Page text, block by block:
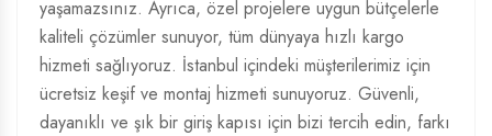
yaşamazsınız. Ayrıca, özel projelere uygun bütçelerle
kaliteli çözümler sunuyor, tüm dünyaya hızlı kargo
hizmeti sağlıyoruz. İstanbul içindeki müşterilerimiz için
ücretsiz keşif ve montaj hizmeti sunuyoruz. Güvenli,
dayanıklı ve şık bir giriş kapısı için bizi tercih edin, farkı